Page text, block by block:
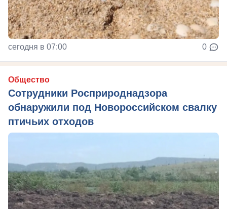
сегодня в 07:00 0
Общество
Сотрудники Росприроднадзора
обнаружили под Новороссийском свалку
птичьих отходов